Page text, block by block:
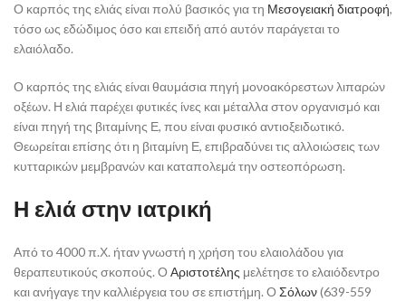
Ο καρπός της ελιάς είναι πολύ βασικός για τη Μεσογειακή διατροφή,
τόσο ως εδώδιμος όσο και επειδή από αυτόν παράγεται το
ελαιόλαδο.
Ο καρπός της ελιάς είναι θαυμάσια πηγή μονοακόρεστων λιπαρών
οξέων. Η ελιά παρέχει φυτικές ίνες και μέταλλα στον οργανισμό και
είναι πηγή της βιταμίνης Ε, που είναι φυσικό αντιοξειδωτικό.
Θεωρείται επίσης ότι η βιταμίνη Ε, επιβραδύνει τις αλλοιώσεις των
κυτταρικών μεμβρανών και καταπολεμά την οστεοπόρωση.
Η ελιά στην ιατρική
Από το 4000 π.Χ. ήταν γνωστή η χρήση του ελαιολάδου για
θεραπευτικούς σκοπούς. ΟΑριστοτέλης μελέτησε το ελαιόδεντρο
και ανήγαγε την καλλιέργεια του σε επιστήμη. ΟΣόλων(639-559